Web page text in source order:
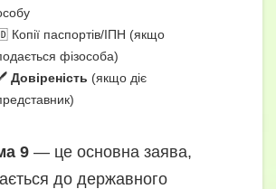
Копії паспортів/ІПН (якщо
фізособа)
Довіреність (якщо діє
9— це основна заява,
до державного